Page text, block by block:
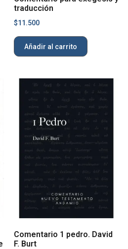
traducción
$11.500
Añadir al carrito
Comentario 1 pedro. David
F. Burt